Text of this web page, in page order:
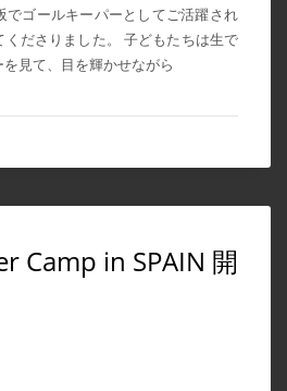
でゴールキーパーとしてご活躍され
ださりました。 子どもたちは生で
見て、目を輝かせながら
Camp in SPAIN 開